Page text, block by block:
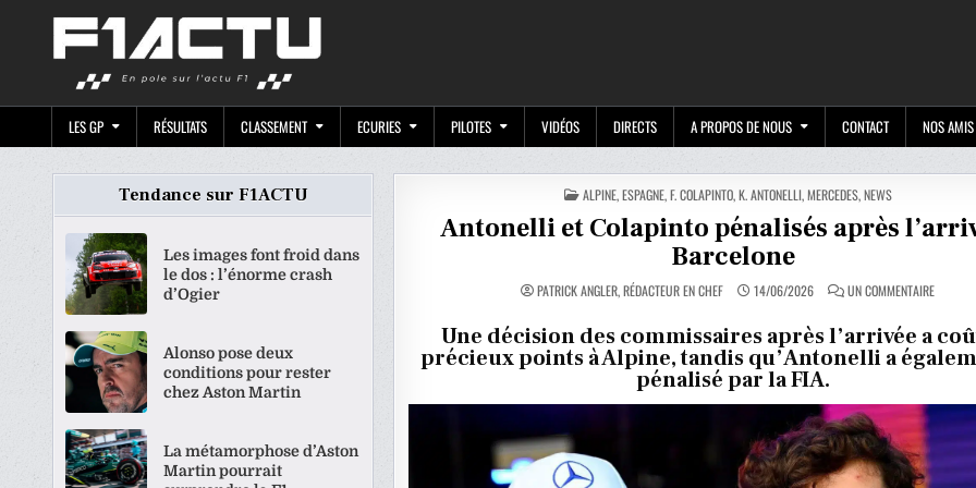
LES GP RÉSULTATS CLASSEMENT ECURIES PILOTES VIDÉOS DIRECTS A PROPOS DE NOUS CONTACT NOS AMIS
POSTED
IN
ALPINE,ESPAGNE,F. COLAPINTO,K. ANTONELLI,MERCEDES,NEWS
Antonelli et Colapinto pénalisés après
Barcelone
PATRICK ANGLER, RÉDACTEUR EN CHEF 14/06/2026 UN COMMENTAIRESUR
ANTONELLI
APRÈS
Une décision des commissaires après l’arrivée a
précieux points à Alpine, tandis qu’Antonelli a
pénalisé par la FIA.
Tendance sur F1ACTU
Les images font froid dans
le dos : l’énorme crash
d’Ogier
Alonso pose deux
conditions pour rester
chez Aston Martin
La métamorphose d’Aston
Martin pourrait